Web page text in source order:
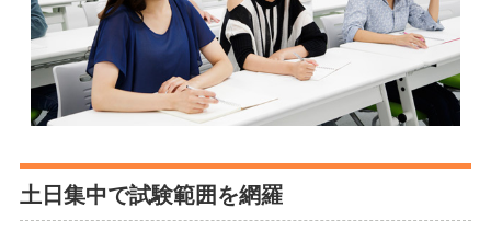
土日集中で試験範囲を網羅